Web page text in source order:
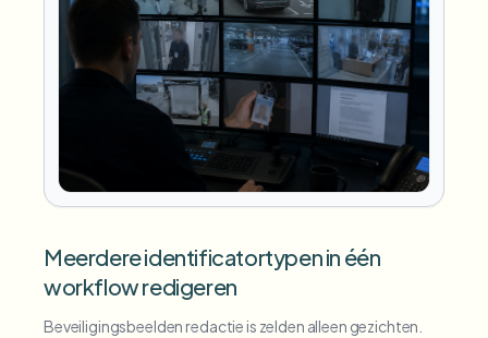
Meerdere identificatortypen in één
workflow redigeren
Beveiligingsbeelden redactie is zelden alleen gezichten.